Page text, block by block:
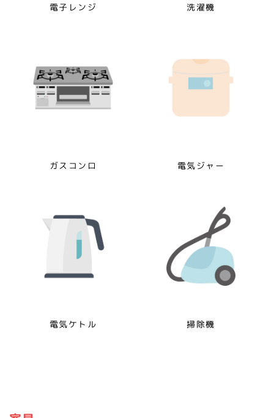
電子レンジ 洗濯機
ガスコンロ 電気ジャー
電気ケトル 掃除機